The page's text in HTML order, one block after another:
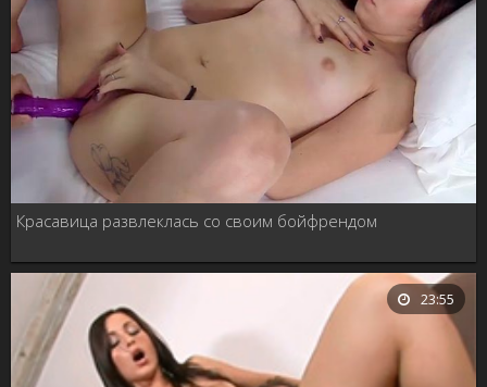
Красавица развлеклась со своим бойфрендом
23:55